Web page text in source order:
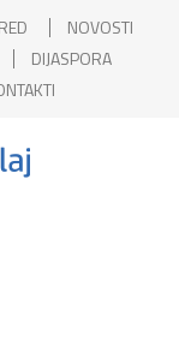
NOVOSTI
DIJASPORA